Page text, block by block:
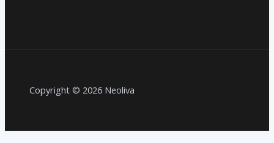
Copyright © 2026 Neoliva